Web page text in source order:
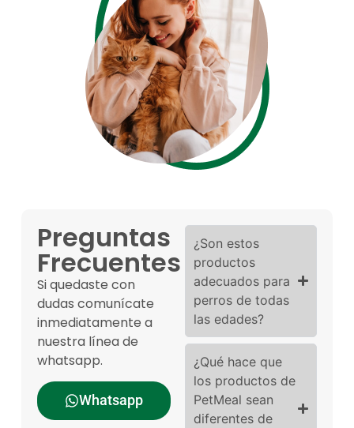
Preguntas
Frecuentes
Si quedaste con
dudas comunícate
inmediatamente a
nuestra línea de
whatsapp.
Whatsapp
¿Son estos
productos
adecuados para
perros de todas
las edades?
¿Qué hace que
los productos de
PetMeal sean
diferentes de